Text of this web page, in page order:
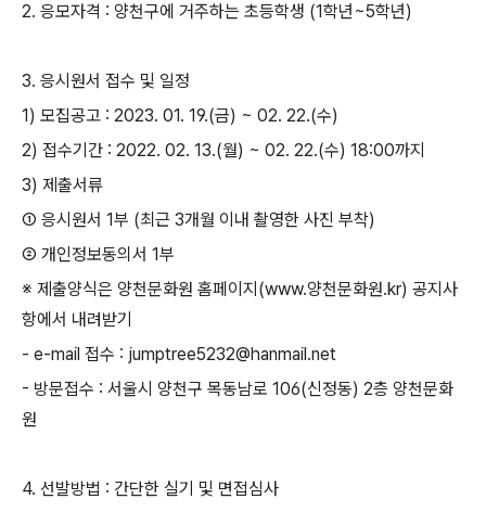
2. 응모자격 : 양천구에 거주하는 초등학생 (1학년 ~5학년)
3. 응시원서 접수 및 일정
1) 모집공고 : 2023. 01. 19.(금) ~ 02. 22.(수)
2) 접수기간 : 2022. 02. 13.(월) ~ 02. 22.(수) 18:00까지
3) 제출서류
① 응시원서 1부 (최근 3개월 이내 촬영한 사진 부착)
② 개인정보동의서 1부
※ 제출양식은 양천문화원 홈페이지 (www.양천문화원.kr) 공지사
항에서 내려받기
- e-mail 접수 : jumptree5232@hanmail.net
- 방문접수 : 서울시 양천구 목동남로 106(신정동) 2층 양천문화
원
4. 선발방법 : 간단한 실기 및 면접심사